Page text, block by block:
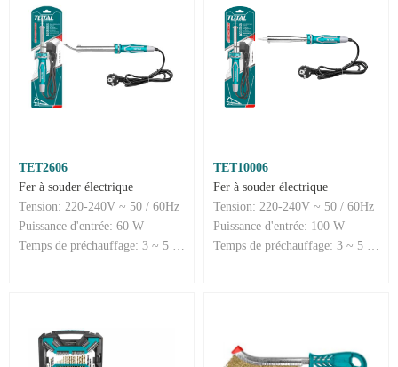
TET2606
Fer à souder électrique
Tension: 220-240V ~ 50 / 60Hz
Puissance d'entrée: 60 W
Temps de préchauffage: 3 ~ 5 minutes
TET10006
Fer à souder électrique
Tension: 220-240V ~ 50 / 60Hz
Puissance d'entrée: 100 W
Temps de préchauffage: 3 ~ 5 minutes